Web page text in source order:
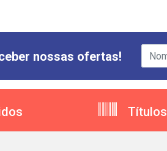
nossas ofertas!
Títulos